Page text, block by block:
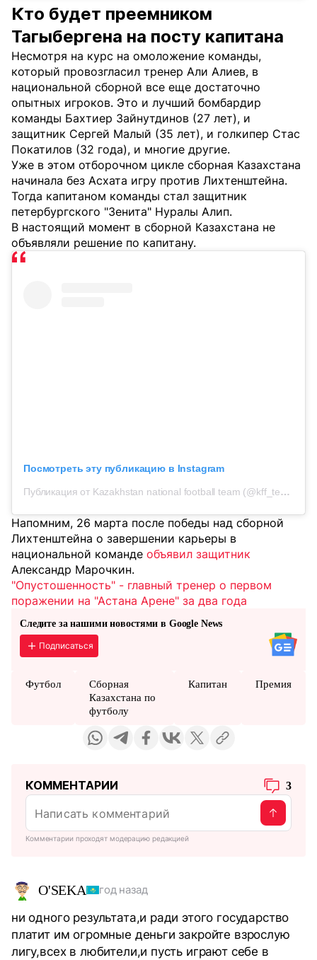
Кто будет преемником
Тагыбергена на посту капитана
Несмотря на курс на омоложение команды,
который провозгласил тренер Али Алиев, в
национальной сборной все еще достаточно
опытных игроков. Это и лучший бомбардир
команды Бахтиер Зайнутдинов (27 лет), и
защитник Сергей Малый (35 лет), и голкипер Стас
Покатилов (32 года), и многие другие.
Уже в этом отборочном цикле сборная Казахстана
начинала без Асхата игру против Лихтенштейна.
Тогда капитаном команды стал защитник
петербургского "Зенита" Нуралы Алип.
В настоящий момент в сборной Казахстана не
объявляли решение по капитану.
Посмотреть эту публикацию в Instagram
Публикация от Kazakhstan national football team (@kff_team)
Напомним, 26 марта после победы над сборной
Лихтенштейна о завершении карьеры в
национальной команде объявил защитник
Александр Марочкин.
"Опустошенность" - главный тренер о первом
поражении на "Астана Арене" за два года
Следите за нашими новостями в Google News
Подписаться
Футбол
Сборная
Казахстана по
футболу
Капитан Премия
КОММЕНТАРИИ 3
Комментарии проходят модерацию редакцией
O'SEKА год назад
ни одного результата,и ради этого государство
платит им огромные деньги закройте взрослую
лигу,всех в любители,и пусть играют себе в